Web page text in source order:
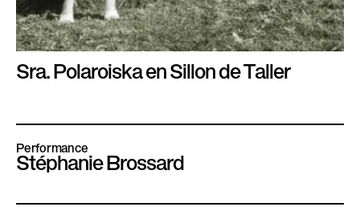
Sra. Polaroiska en Sillon de Taller
Performance
Stéphanie Brossard